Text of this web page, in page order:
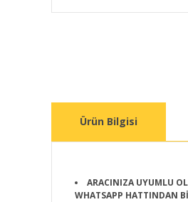
Ürün Bilgisi
ARACINIZA UYUMLU
WHATSAPP HATTINDAN